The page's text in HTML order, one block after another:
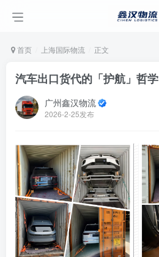
首页 上海国际物流 正文
汽车出口货代的「护航」哲学
广州鑫汉物流
2026-2-25发布